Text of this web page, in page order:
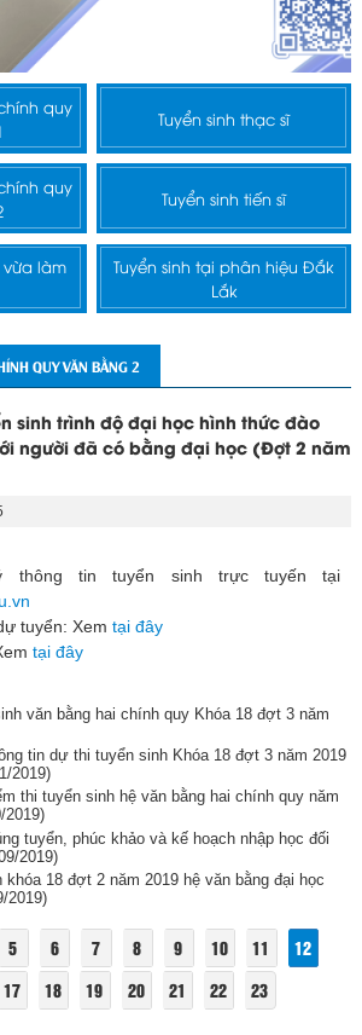
quy
Tuyển sinh thạc sĩ
quy
Tuyển sinh tiến sĩ
vừa làm
Tuyển sinh tại phân hiệu Đắk
Lắk
QUY VĂN BẰNG 2
sinh trình độ đại học hình thức đào
người đã có bằng đại học (Đợt 2 năm
thông tin tuyển sinh trực tuyến tại
tuyển: Xem tại đây
tại đây
văn bằng hai chính quy Khóa 18 đợt 3 năm
tin dự thi tuyển sinh Khóa 18 đợt 3 năm 2019
2019)
thi tuyển sinh hệ văn bằng hai chính quy năm
2019)
tuyển, phúc khảo và kế hoạch nhập học đối
2019)
18 đợt 2 năm 2019 hệ văn bằng đại học
2019)
5 6 7 8 9 10 11
12
17 18 19 20 21 22 23